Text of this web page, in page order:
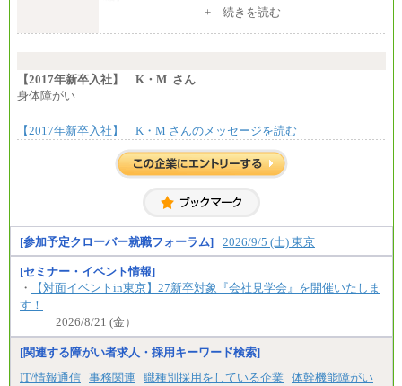
※試用期間中も給与に変更はございません 。
②④⑦⑩月給：225,000円～270,000円
⑨月給：250,000円～330,000円
※経験、能力等を考慮の上、当社規定により決定
+ 続きを読む
【2017年新卒入社】 K・M さん
身体障がい
【2017年新卒入社】 K・M さんのメッセージを読む
[参加予定クローバー就職フォーラム] 2026/9/5 (土) 東京
[セミナー・イベント情報]
・
【対面イベントin東京】27新卒対象『会社見学会』を開催いたしま
す！
2026/8/21 (金）
[関連する障がい者求人・採用キーワード検索]
IT/情報通信 事務関連 職種別採用をしている企業
体幹機能障がい